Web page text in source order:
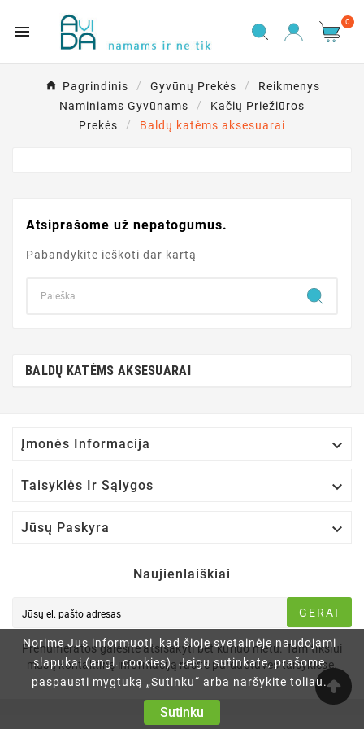
Norime Jus informuoti, kad šioje svetainėje naudojami
slapukai (angl. cookies). Jeigu sutinkate, prašome
paspausti mygtuką „Sutinku“ arba naršykite toliau.
Sutinku

0
Pagrindinis Gyvūnų Prekės
Reikmenys
Naminiams Gyvūnams
Kačių Priežiūros
Prekės
Baldų katėms aksesuarai
Atsiprašome už nepatogumus.
Pabandykite ieškoti dar kartą
BALDŲ KATĖMS AKSESUARAI
Įmonės Informacija 
Taisyklės Ir Sąlygos 
Jūsų Paskyra 
Naujienlaiškiai
GERAI
Prenumeratos galėsite atsisakyti bet kuriuo metu. Tam tikslui
mūsų kontaktinę informaciją rasite parduotuvės taisyklėse.